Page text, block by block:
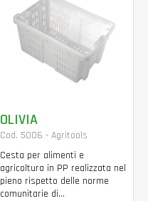
OLIVIA
Cod. 5006 - Agritools
Cesta per alimenti e
agricoltura in PP realizzata nel
pieno rispetto delle norme
comunitarie di...